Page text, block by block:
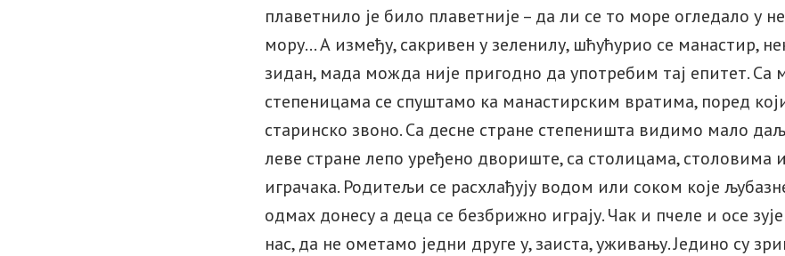
плаветнило је било плаветније – да ли се то море огледало у
мору… А између, сакривен у зеленилу, шћућурио се манастир,
зидан, мада можда није пригодно да употребим тај епитет. Са
степеницама се спуштамо ка манастирским вратима, поред
старинско звоно. Са десне стране степеништа видимо мало
леве стране лепо уређено двориште, са столицама,
играчака. Родитељи се расхлађују водом или соком које
одмах донесу а деца се безбрижно играју. Чак и пчеле и осе
нас, да не ометамо једни друге у, заиста, уживању. Једино су